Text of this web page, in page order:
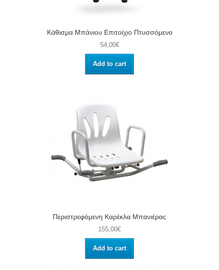
Κάθισμα Μπάνιου Επιτοίχιο Πτυσσόμενο
54,00€
Add to cart
Περιστρεφόμενη Καρέκλα Μπανιέρας
155,00€
Add to cart